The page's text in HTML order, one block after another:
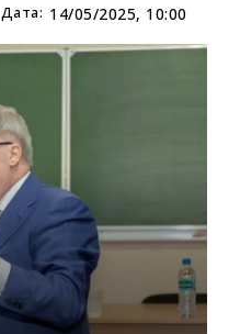
Дата: 14/05/2025, 10:00